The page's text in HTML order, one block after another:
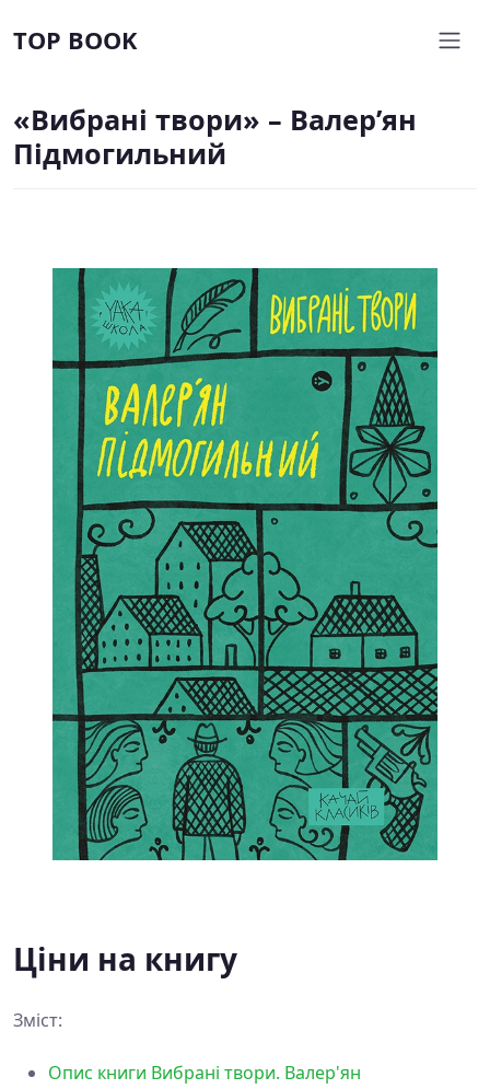
TOP BOOK
«Вибрані твори» – Валер’ян
Підмогильний
Ціни на книгу
Зміст:
Опис книги Вибрані твори. Валер'ян